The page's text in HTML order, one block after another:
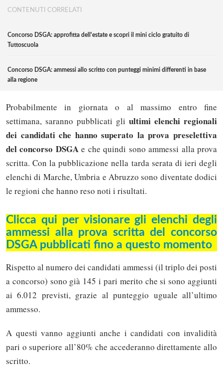
CONTENUTI CORRELATI
Concorso DSGA: approfitta dell'estate e scopri il mini ciclo gratuito di
Tuttoscuola
Concorso DSGA: ammessi allo scritto con punteggi minimi differenti in base
alla regione
Probabilmente in giornata o al massimo entro fine
settimana, saranno pubblicati gli ultimi elenchi regionali
dei candidati che hanno superato la prova preselettiva
del concorso DSGAe che quindi sono ammessi alla prova
scritta. Con la pubblicazione nella tarda serata di ieri degli
elenchi di Marche, Umbria e Abruzzo sono diventate dodici
le regioni che hanno reso noti i risultati.
Clicca qui per visionare gli elenchi degli
ammessi alla prova scritta del concorso
DSGA pubblicati fino a questo momento
Rispetto al numero dei candidati ammessi (il triplo dei posti
a concorso) sono già 145 i pari merito che si sono aggiunti
ai 6.012 previsti, grazie al punteggio uguale all’ultimo
ammesso.
A questi vanno aggiunti anche i candidati con invalidità
pari o superiore all’80% che accederanno direttamente allo
scritto.